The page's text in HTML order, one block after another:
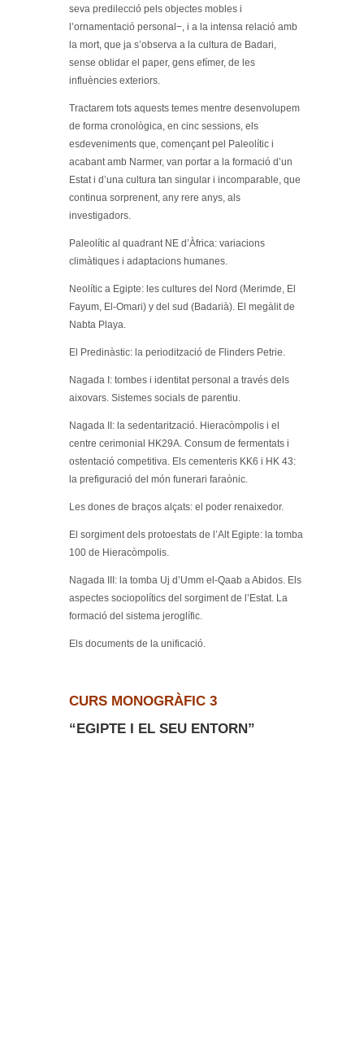
seva predilecció pels objectes mobles i
l’ornamentació personal−, i a la intensa relació amb
la mort, que ja s’observa a la cultura de Badari,
sense oblidar el paper, gens efímer, de les
influències exteriors.
Tractarem tots aquests temes mentre desenvolupem
de forma cronològica, en cinc sessions, els
esdeveniments que, començant pel Paleolític i
acabant amb Narmer, van portar a la formació d’un
Estat i d’una cultura tan singular i incomparable, que
continua sorprenent, any rere anys, als
investigadors.
Paleolític al quadrant NE d’Àfrica: variacions
climàtiques i adaptacions humanes.
Neolític a Egipte: les cultures del Nord (Merimde, El
Fayum, El-Omari) y del sud (Badarià). El megàlit de
Nabta Playa.
El Predinàstic: la periodització de Flinders Petrie.
Nagada I: tombes i identitat personal a través dels
aixovars. Sistemes socials de parentiu.
Nagada II: la sedentarització. Hieracòmpolis i el
centre cerimonial HK29A. Consum de fermentats i
ostentació competitiva. Els cementeris KK6 i HK 43:
la prefiguració del món funerari faraònic.
Les dones de braços alçats: el poder renaixedor.
El sorgiment dels protoestats de l’Alt Egipte: la tomba
100 de Hieracòmpolis.
Nagada III: la tomba Uj d’Umm el-Qaab a Abidos. Els
aspectes sociopolítics del sorgiment de l’Estat. La
formació del sistema jeroglífic.
Els documents de la unificació.
CURS MONOGRÀFIC 3
“EGIPTE I EL SEU ENTORN”